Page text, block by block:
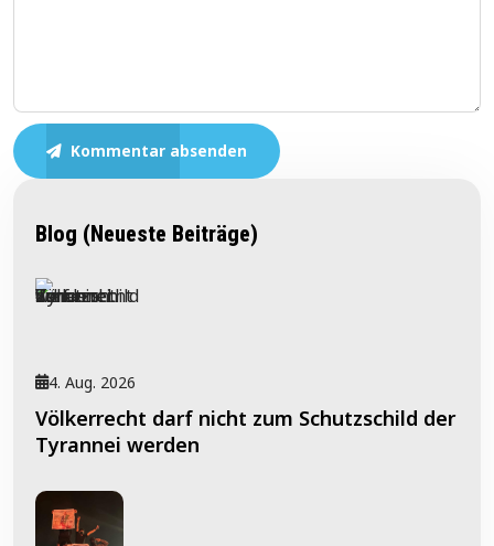
Kommentar absenden
Blog (Neueste Beiträge)
4. Aug. 2026
Völkerrecht darf nicht zum Schutzschild der
Tyrannei werden